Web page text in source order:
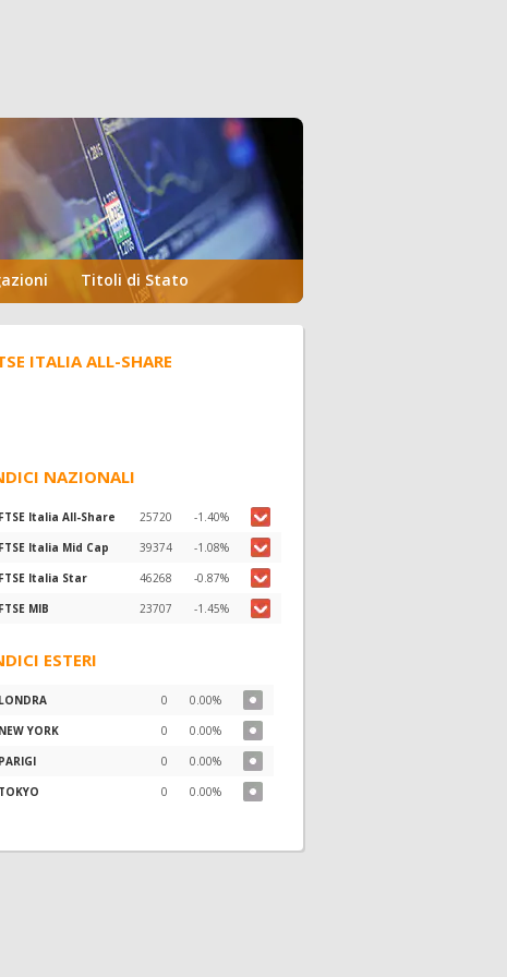
Titoli di Stato
ITALIA ALL-SHARE
NAZIONALI
FTSE Italia All-Share 25720
-1.40%
FTSE Italia Mid Cap
39374
-1.08%
FTSE Italia Star
46268
-0.87%
FTSE MIB
23707 -1.45%
ESTERI
LONDRA 0
0.00%
NEW YORK
0
0.00%
PARIGI
0
0.00%
TOKYO
0 0.00%